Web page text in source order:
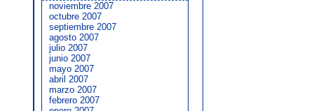
noviembre 2007
octubre 2007
septiembre 2007
agosto 2007
julio 2007
junio 2007
mayo 2007
abril 2007
marzo 2007
febrero 2007